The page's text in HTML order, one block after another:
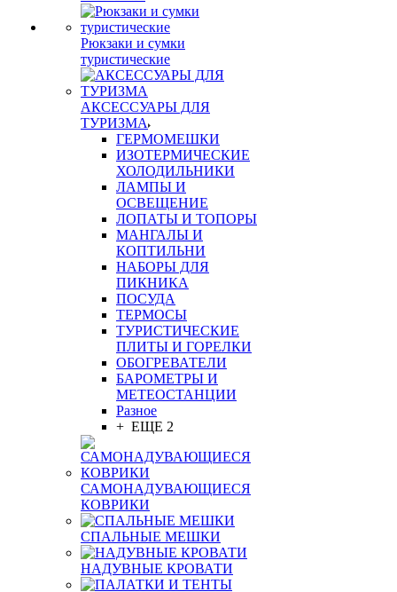
Рюкзаки и сумки
туристические
АКСЕССУАРЫ ДЛЯ
ТУРИЗМА
ГЕРМОМЕШКИ
ИЗОТЕРМИЧЕСКИЕ
ХОЛОДИЛЬНИКИ
ЛАМПЫ И
ОСВЕЩЕНИЕ
ЛОПАТЫ И ТОПОРЫ
МАНГАЛЫ И
КОПТИЛЬНИ
НАБОРЫ ДЛЯ
ПИКНИКА
ПОСУДА
ТЕРМОСЫ
ТУРИСТИЧЕСКИЕ
ПЛИТЫ И ГОРЕЛКИ
ОБОГРЕВАТЕЛИ
БАРОМЕТРЫ И
МЕТЕОСТАНЦИИ
Разное
+ ЕЩЕ 2
САМОНАДУВАЮЩИЕСЯ
КОВРИКИ
СПАЛЬНЫЕ МЕШКИ
НАДУВНЫЕ КРОВАТИ